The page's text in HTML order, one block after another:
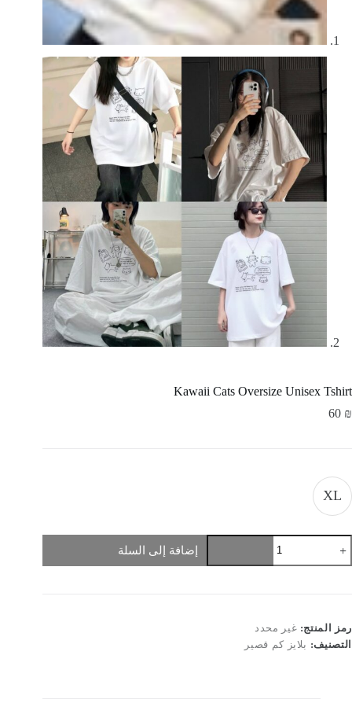
Kawaii Cats Oversize Unisex Tshirt
60 ₪
XL
Kawaii
Cats
إضافة إلى السلة
رمز المنتج: غير محدد
التصنيف: بلايز كم قصير